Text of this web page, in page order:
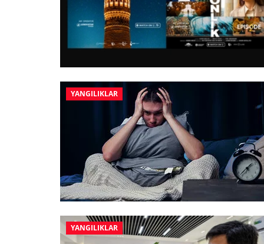
YANGILIKLAR
YANGILIKLAR